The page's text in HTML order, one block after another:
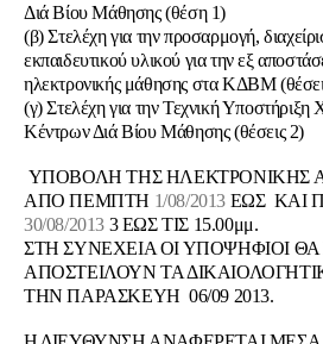
Διά Βίου Μάθησης (θέση 1)
(β) Στελέχη για την προσαρμογή,
εκπαιδευτικού υλικού για την εξ
ηλεκτρονικής μάθησης στα ΚΔΒΜ
(γ) Στελέχη για την Τεχνική
Κέντρων Διά Βίου Μάθησης (θέσεις 2)
ΥΠΟΒΟΛΗ ΤΗΣ ΗΛΕΚΤΡΟΝΙΚΗΣ
ΑΠΟ ΠΕΜΠΤΗ 1/08/2013 ΕΩΣ ΚΑΙ
30/08/2013 3 ΕΩΣ ΤΙΣ 15.00μμ.
ΣΤΗ ΣΥΝΕΧΕΙΑ ΟΙ ΥΠΟΨΗΦΙΟΙ ΘΑ
ΑΠΟΣΤΕΙΛΟΥΝ ΤΑ
ΤΗΝ ΠΑΡΑΣΚΕΥΗ 06/09 2013.